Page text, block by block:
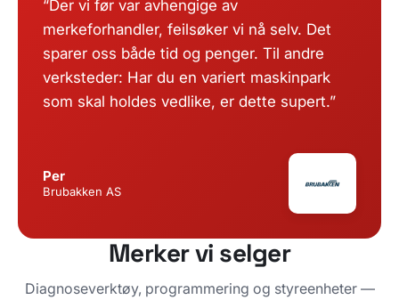
Der vi før var avhengige av
merkeforhandler, feilsøker vi nå selv. Det
sparer oss både tid og penger. Til andre
verksteder: Har du en variert maskinpark
som skal holdes vedlike, er dette supert.
Per
Brubakken AS
Merker vi selger
Diagnoseverktøy, programmering og styreenheter —